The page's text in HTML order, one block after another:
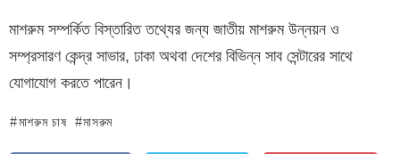
মাশরুম সম্পর্কিত বিস্তারিত তথ্যের জন্য জাতীয় মাশরুম উন্নয়ন ও
সম্প্রসারণ কেন্দ্র সাভার, ঢাকা অথবা দেশের বিভিন্ন সাব সেন্টারের সাথে
যোগাযোগ করতে পারেন।
মাশরুম চাষ মাসরুম